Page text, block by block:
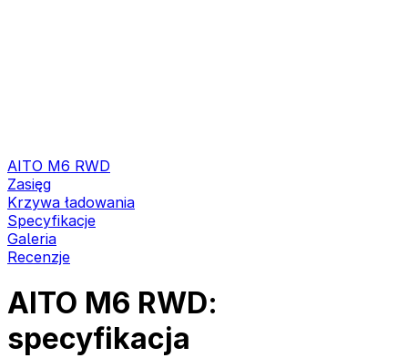
AITO M6 RWD
Zasięg
Krzywa ładowania
Specyfikacje
Galeria
Recenzje
AITO M6 RWD:
specyfikacja